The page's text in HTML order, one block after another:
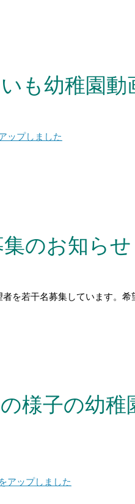
も幼稚園
ップしました
のお知らせ
若干名募集しています。希
様子の幼稚
アップしました